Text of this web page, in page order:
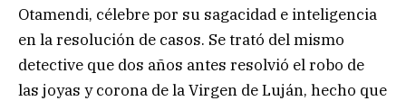
Otamendi, célebre por su sagacidad e inteligencia
en la resolución de casos. Se trató del mismo
detective que dos años antes resolvió el robo de
las joyas y corona de la Virgen de Luján, hecho que